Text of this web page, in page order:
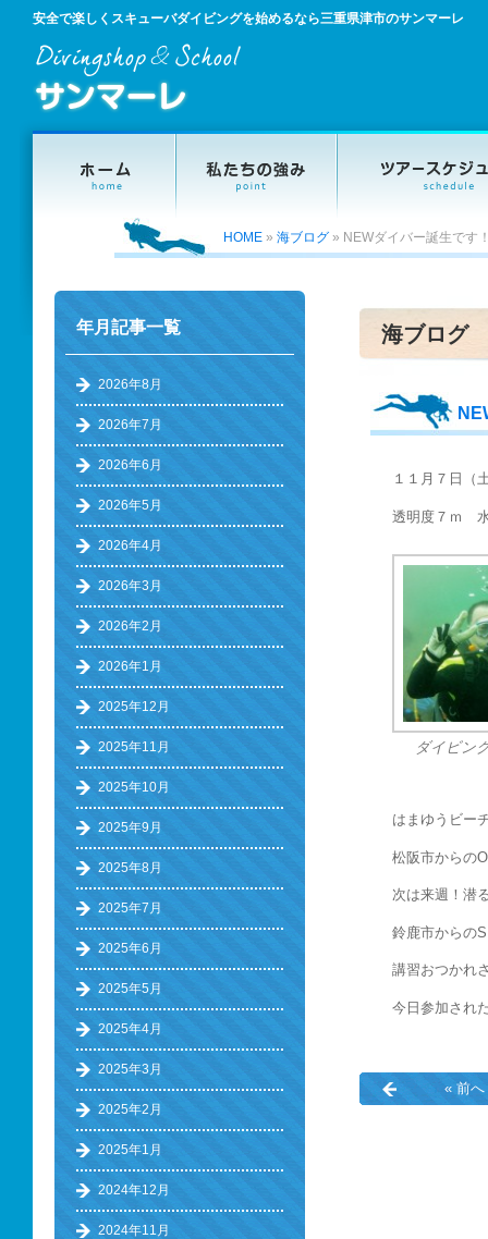
安全で楽しくスキューバダイビングを始めるなら三重県津市のサンマーレ
HOME » 海ブログ » NEWダイバー誕生です
海ブログ
１１月７日（
透明度７ｍ
ダイビン
はまゆうビー
松阪市からの
次は来週！潜
鈴鹿市からの
講習おつかれ
今日参加され
« 前へ
年月記事一覧
2026年8月
2026年7月
2026年6月
2026年5月
2026年4月
2026年3月
2026年2月
2026年1月
2025年12月
2025年11月
2025年10月
2025年9月
2025年8月
2025年7月
2025年6月
2025年5月
2025年4月
2025年3月
2025年2月
2025年1月
2024年12月
2024年11月